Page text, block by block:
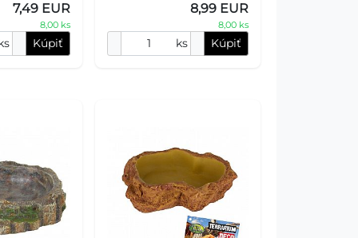
7,49 EUR
8,00 ks
Kúpiť
8,99 EUR
8,00 ks
ks Kúpiť